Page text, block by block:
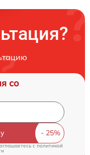
со
c политикой